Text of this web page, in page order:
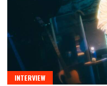
INTERVIEW